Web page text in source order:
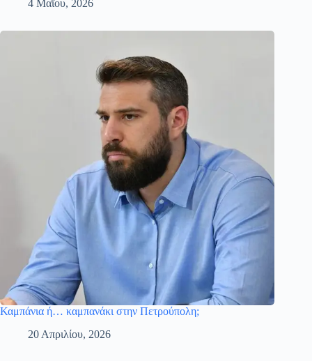
4 Μαΐου, 2026
Καμπάνια ή… καμπανάκι στην Πετρούπολη;
20 Απριλίου, 2026